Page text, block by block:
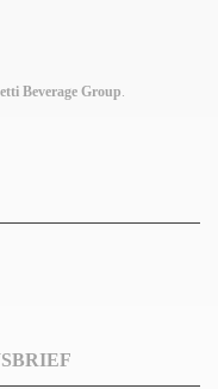
Beverage Group.